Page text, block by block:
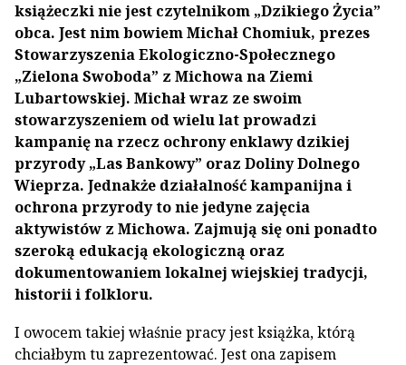
książeczki nie jest czytelnikom „Dzikiego Życia”
obca. Jest nim bowiem Michał Chomiuk, prezes
Stowarzyszenia Ekologiczno-Społecznego
„Zielona Swoboda” z Michowa na Ziemi
Lubartowskiej. Michał wraz ze swoim
stowarzyszeniem od wielu lat prowadzi
kampanię na rzecz ochrony enklawy dzikiej
przyrody „Las Bankowy” oraz Doliny Dolnego
Wieprza. Jednakże działalność kampanijna i
ochrona przyrody to nie jedyne zajęcia
aktywistów z Michowa. Zajmują się oni ponadto
szeroką edukacją ekologiczną oraz
dokumentowaniem lokalnej wiejskiej tradycji,
historii i folkloru.
I owocem takiej właśnie pracy jest książka, którą
chciałbym tu zaprezentować. Jest ona zapisem